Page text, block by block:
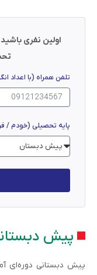
اولین نفری باشید
تلفن همراه (با اعداد
پایه تحصیلی (خودم /
پیش